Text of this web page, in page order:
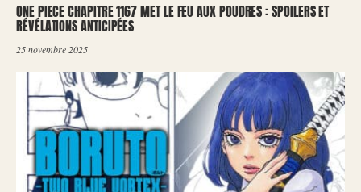
ONE PIECE CHAPITRE 1167 MET LE FEU AUX POUDRES : SPOILERS ET
RÉVÉLATIONS ANTICIPÉES
25 novembre 2025